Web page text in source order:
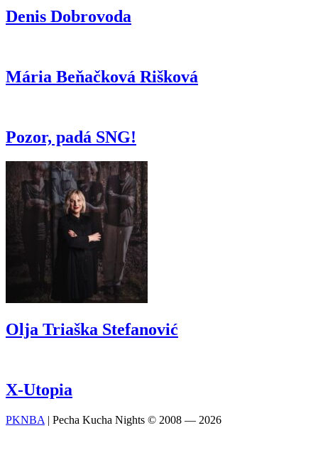
Denis Dobrovoda
Mária Beňačková Rišková
Pozor, padá SNG!
Olja Triaška Stefanović
X-Utopia
PKNBA | Pecha Kucha Nights © 2008 — 2026